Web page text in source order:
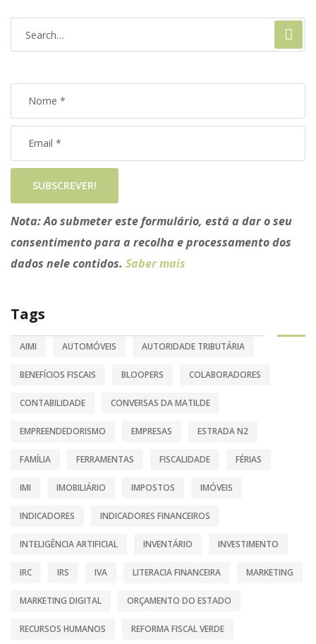
SUBSCREVER!
Nota:Ao submeter este formulário, está a dar o seu
consentimento para a recolha e processamento dos
dados nele contidos. Saber mais
Tags
AIMI AUTOMÓVEIS AUTORIDADE TRIBUTÁRIA
BENEFÍCIOS FISCAIS BLOOPERS COLABORADORES
CONTABILIDADE CONVERSAS DA MATILDE
EMPREENDEDORISMO EMPRESAS ESTRADA N2
FAMÍLIA FERRAMENTAS FISCALIDADE FÉRIAS
IMI IMOBILIÁRIO IMPOSTOS IMÓVEIS
INDICADORES INDICADORES FINANCEIROS
INTELIGÊNCIA ARTIFICIAL INVENTÁRIO INVESTIMENTO
IRC IRS IVA LITERACIA FINANCEIRA MARKETING
MARKETING DIGITAL ORÇAMENTO DO ESTADO
RECURSOS HUMANOS REFORMA FISCAL VERDE